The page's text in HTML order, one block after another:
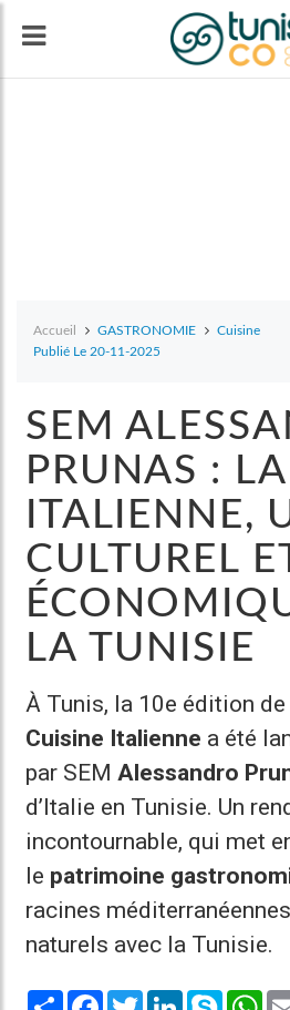
Accueil GASTRONOMIE
Cuisine
Publié Le 20-11-2025
SEM
PRUNAS :
ITALIENNE,
CULTUREL
LA TUNISIE
À Tunis, la 10e édition
Cuisine Italienne a été
par SEMAlessandro
d’Italie en Tunisie. Un
incontournable, qui met
le patrimoine
racines
naturels avec la Tunisie.
Share Facebook
TwitterLinkedInSkype